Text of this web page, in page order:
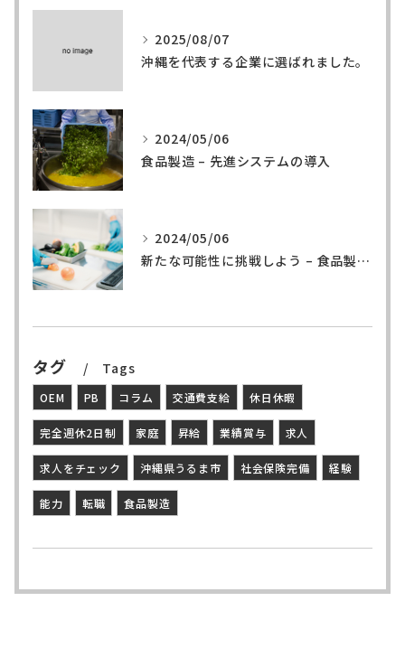
2025/08/07
沖縄を代表する企業に選ばれました。
2024/05/06
食品製造 – 先進システムの導入
2024/05/06
新たな可能性に挑戦しよう – 食品製造の世界へ
タグ Tags
OEM PB コラム 交通費支給 休日休暇
完全週休2日制 家庭 昇給 業績賞与 求人
求人をチェック 沖縄県うるま市 社会保険完備 経験
能力 転職 食品製造